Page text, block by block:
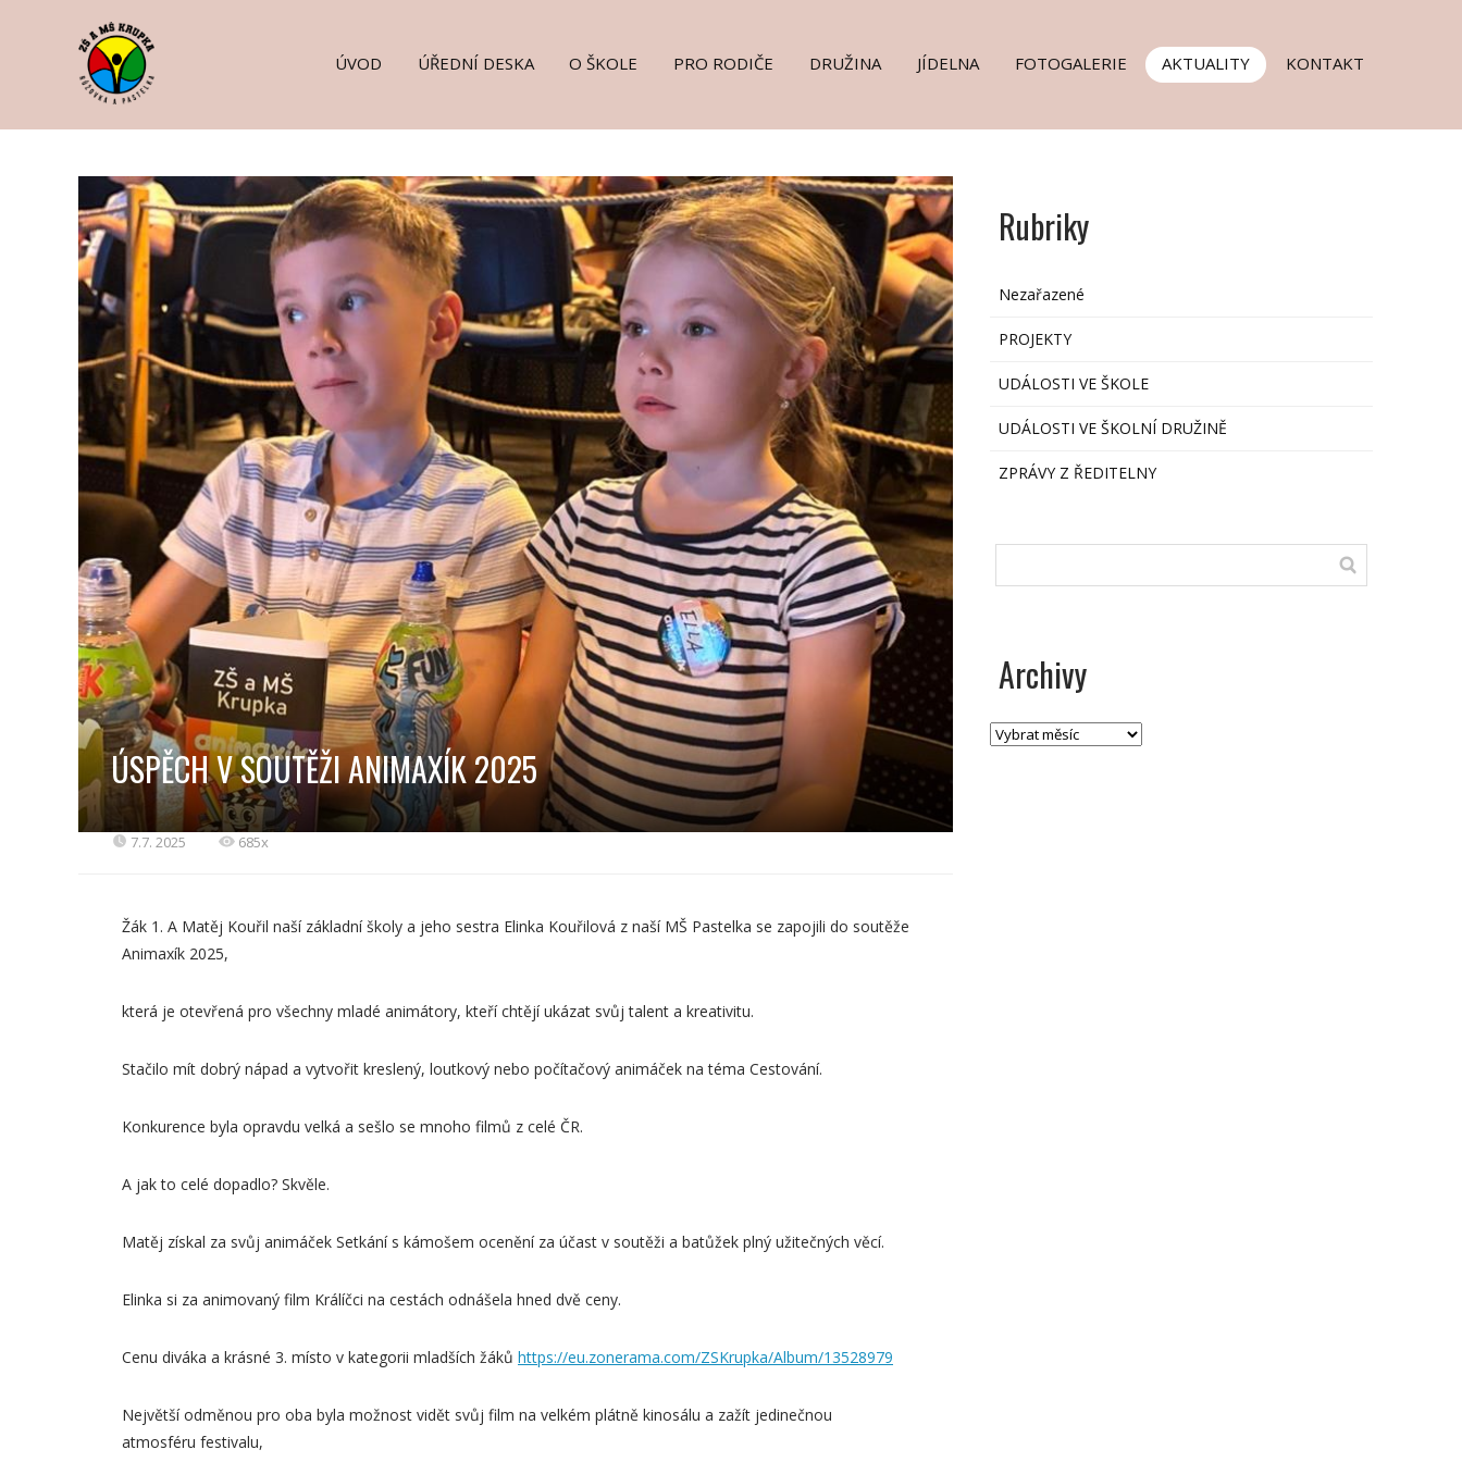
ÚVOD ÚŘEDNÍ DESKA O ŠKOLE PRO RODIČE DRUŽINA JÍDELNA FOTOGALERIE AKTUALITY KONTAKT
ÚSPĚCH V SOUTĚŽI ANIMAXÍK 2025
7.7. 2025 685x
Žák 1. A Matěj Kouřil naší základní školy a jeho sestra Elinka Kouřilová z naší MŠ Pastelka se zapojili do soutěže
Animaxík 2025,
která je otevřená pro všechny mladé animátory, kteří chtějí ukázat svůj talent a kreativitu.
Stačilo mít dobrý nápad a vytvořit kreslený, loutkový nebo počítačový animáček na téma Cestování.
Konkurence byla opravdu velká a sešlo se mnoho filmů z celé ČR.
A jak to celé dopadlo? Skvěle.
Matěj získal za svůj animáček Setkání s kámošem ocenění za účast v soutěži a batůžek plný užitečných věcí.
Elinka si za animovaný film Králíčci na cestách odnášela hned dvě ceny.
Cenu diváka a krásné 3. místo v kategorii mladších žáků https://eu.zonerama.com/ZSKrupka/Album/13528979
Největší odměnou pro oba byla možnost vidět svůj film na velkém plátně kinosálu a zažít jedinečnou
atmosféru festivalu,
Rubriky
Nezařazené
PROJEKTY
UDÁLOSTI VE ŠKOLE
UDÁLOSTI VE ŠKOLNÍ DRUŽINĚ
ZPRÁVY Z ŘEDITELNY
Archivy